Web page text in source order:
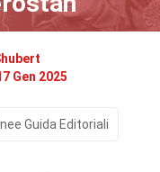
Gen 2025
Guida Editoriali